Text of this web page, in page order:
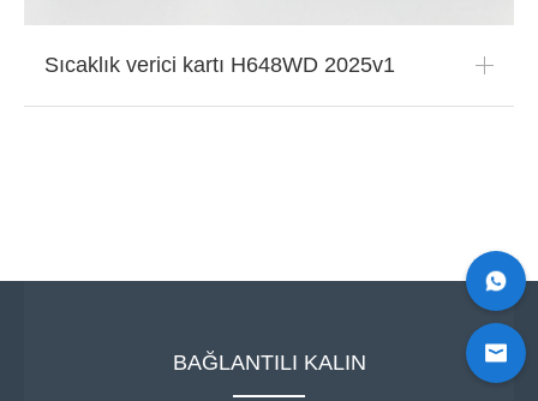
Sıcaklık verici kartı H648WD 2025v1
BAĞLANTILI KALIN